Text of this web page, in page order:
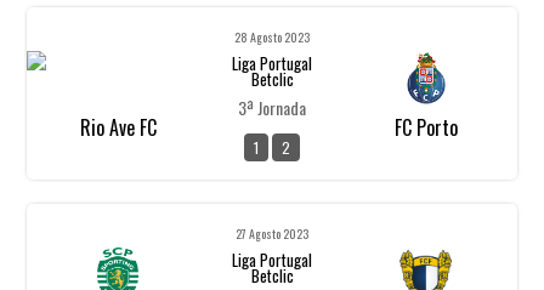
Rio Ave FC
28 Agosto 2023
Liga Portugal
Betclic
3ª Jornada
1 2
FC Porto
27 Agosto 2023
Liga Portugal
Betclic